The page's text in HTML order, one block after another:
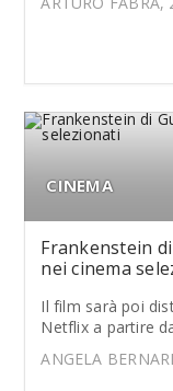
CINEMA
Frankenstein
nei cinema
Il film sarà poi
Netflix a partire
ANGELA